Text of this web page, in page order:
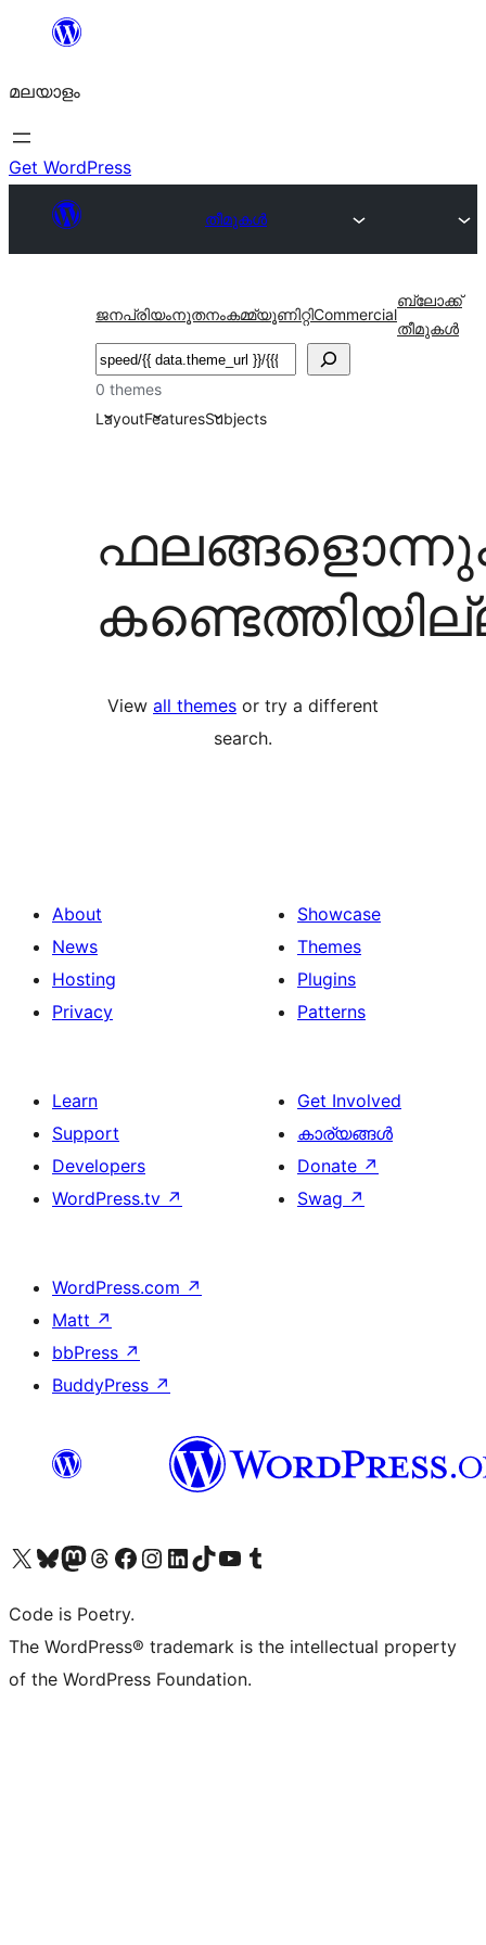
ഉള്ളടക്കത്തിലേക്ക്
മലയാളം
Get WordPress
തീമുകൾ
ജനപ്രിയംനൂതനംകമ്മ്യൂണിറ്റിCommercial
ബ്ലോക്ക്
തീമുകൾ
തിരയുക
0 themes
LayoutFeaturesSubjects
View all themes or try a different
search.
About
News
Hosting
Privacy
Showcase
Themes
Plugins
Patterns
Learn
Support
Developers
WordPress.tv ↗
Get Involved
കാര്യങ്ങള്‍
Donate ↗
Swag ↗
WordPress.com ↗
Matt ↗
bbPress ↗
BuddyPress ↗
Visit our X (formerly Twitter) account
ഞങ്ങളുടെ ബ്ലൂസ്കൈ അക്കൗണ്ട് സന്ദർശിക്കുക
Visit our Mastodon account
ഞങ്ങളുടെ ത്രെഡ്സ് അക്കൗണ്ട് സന്ദർശിക്കുക
Visit our Facebook page
Visit our Instagram account
Visit our LinkedIn account
ഞങ്ങളുടെ ടിക് ടോക് അക്കൗണ്ട് സന്ദർശിക്കുക
Visit our YouTube channel
ഞങ്ങളുടെ ടംബ്ലർ അക്കൗണ്ട് സന്ദർശിക്കുക
Code is Poetry.
The WordPress® trademark is the intellectual property
of the WordPress Foundation.